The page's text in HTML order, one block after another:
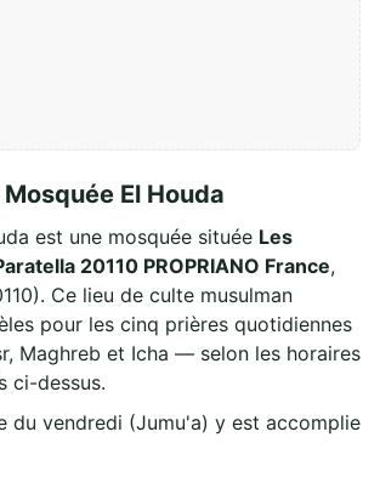
El Houda
est une mosquée située Les
20110 PROPRIANO France,
Ce lieu de culte musulman
pour les cinq prières quotidiennes
Maghreb et Icha — selon les horaires
ci-dessus.
du vendredi (Jumu'a) y est accomplie